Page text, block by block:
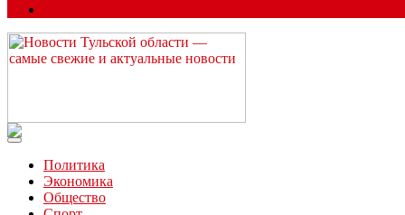
Читайте последние новости дня в Тульской области на сайте
Политика
Экономика
Общество